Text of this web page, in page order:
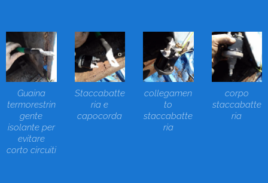
Guaina
termorestrin
gente
isolante per
evitare
corto circuiti
Staccabatte
ria e
capocorda
collegamen
to
staccabatte
ria
corpo
staccabatte
ria